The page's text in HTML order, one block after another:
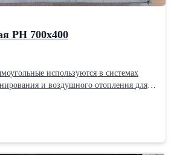
РН 700х400
используются в системах
и воздушного отопления для
Решетки представляют собой
с неподвижными ламелями и